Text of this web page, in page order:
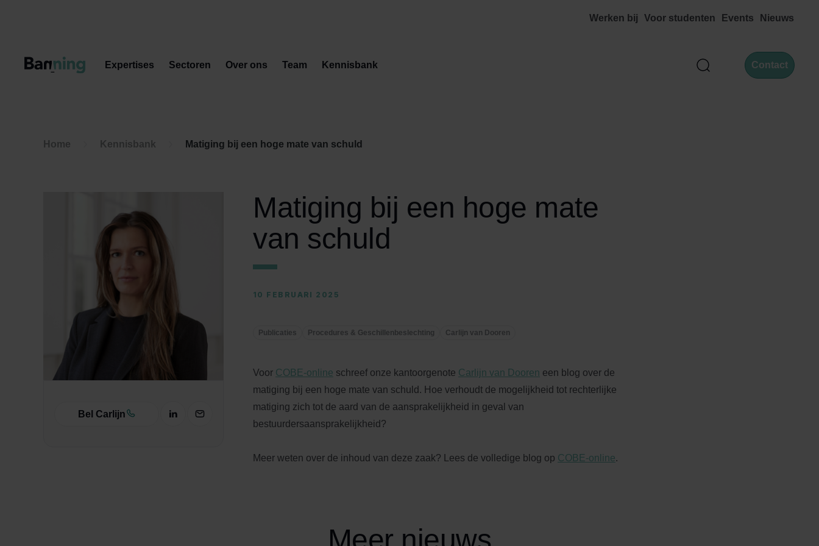
Werken bij Voor studenten Events Nieuws
Zoek Contact
Expertises Sectoren Over ons Team Kennisbank
Home Kennisbank Matiging bij een hoge mate van schuld
Matiging bij een hoge mate
van schuld
10 FEBRUARI 2025
Publicaties Procedures & Geschillenbeslechting Carlijn van Dooren
Voor COBE-online schreef onze kantoorgenote Carlijn van Dooren een blog over de
matiging bij een hoge mate van schuld. Hoe verhoudt de mogelijkheid tot rechterlijke
matiging zich tot de aard van de aansprakelijkheid in geval van
bestuurdersaansprakelijkheid?
Meer weten over de inhoud van deze zaak? Lees de volledige blog op COBE-online.
Bel Carlijn